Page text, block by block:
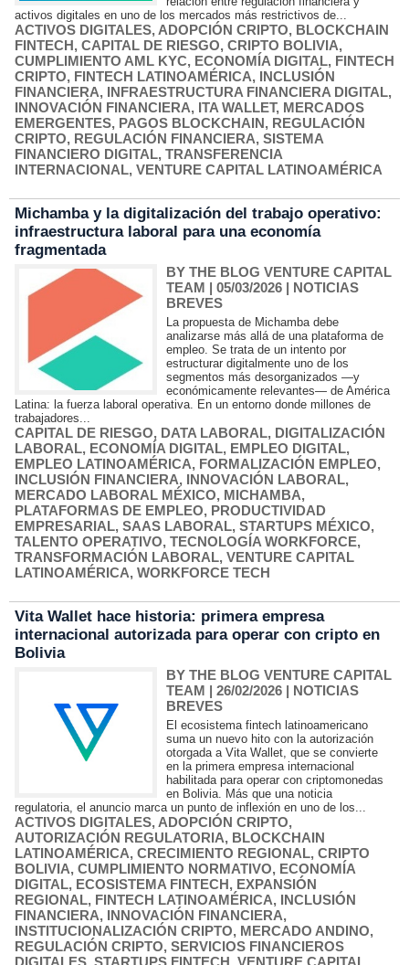
activos digitales en uno de los mercados más restrictivos de...
ACTIVOS DIGITALES, ADOPCIÓN CRIPTO, BLOCKCHAIN
FINTECH, CAPITAL DE RIESGO, CRIPTO BOLIVIA,
CUMPLIMIENTO AML KYC, ECONOMÍA DIGITAL, FINTECH
CRIPTO, FINTECH LATINOAMÉRICA, INCLUSIÓN
FINANCIERA, INFRAESTRUCTURA FINANCIERA DIGITAL,
INNOVACIÓN FINANCIERA, ITA WALLET, MERCADOS
EMERGENTES, PAGOS BLOCKCHAIN, REGULACIÓN
CRIPTO, REGULACIÓN FINANCIERA, SISTEMA
FINANCIERO DIGITAL, TRANSFERENCIA
INTERNACIONAL, VENTURE CAPITAL LATINOAMÉRICA
Michamba y la digitalización del trabajo operativo:
infraestructura laboral para una economía
fragmentada
BY THE BLOG VENTURE CAPITAL
TEAM | 05/03/2026 | NOTICIAS
BREVES
La propuesta de Michamba debe
analizarse más allá de una plataforma de
empleo. Se trata de un intento por
estructurar digitalmente uno de los
segmentos más desorganizados —y
económicamente relevantes— de América
Latina: la fuerza laboral operativa. En un entorno donde millones de
trabajadores...
CAPITAL DE RIESGO, DATA LABORAL, DIGITALIZACIÓN
LABORAL, ECONOMÍA DIGITAL, EMPLEO DIGITAL,
EMPLEO LATINOAMÉRICA, FORMALIZACIÓN EMPLEO,
INCLUSIÓN FINANCIERA, INNOVACIÓN LABORAL,
MERCADO LABORAL MÉXICO, MICHAMBA,
PLATAFORMAS DE EMPLEO, PRODUCTIVIDAD
EMPRESARIAL, SAAS LABORAL, STARTUPS MÉXICO,
TALENTO OPERATIVO, TECNOLOGÍA WORKFORCE,
TRANSFORMACIÓN LABORAL, VENTURE CAPITAL
LATINOAMÉRICA, WORKFORCE TECH
Vita Wallet hace historia: primera empresa
internacional autorizada para operar con cripto en
Bolivia
BY THE BLOG VENTURE CAPITAL
TEAM | 26/02/2026 | NOTICIAS
BREVES
El ecosistema fintech latinoamericano
suma un nuevo hito con la autorización
otorgada a Vita Wallet, que se convierte
en la primera empresa internacional
habilitada para operar con criptomonedas
en Bolivia. Más que una noticia
regulatoria, el anuncio marca un punto de inflexión en uno de los...
ACTIVOS DIGITALES, ADOPCIÓN CRIPTO,
AUTORIZACIÓN REGULATORIA, BLOCKCHAIN
LATINOAMÉRICA, CRECIMIENTO REGIONAL, CRIPTO
BOLIVIA, CUMPLIMIENTO NORMATIVO, ECONOMÍA
DIGITAL, ECOSISTEMA FINTECH, EXPANSIÓN
REGIONAL, FINTECH LATINOAMÉRICA, INCLUSIÓN
FINANCIERA, INNOVACIÓN FINANCIERA,
INSTITUCIONALIZACIÓN CRIPTO, MERCADO ANDINO,
REGULACIÓN CRIPTO, SERVICIOS FINANCIEROS
DIGITALES STARTUPS FINTECH VENTURE CAPITAL